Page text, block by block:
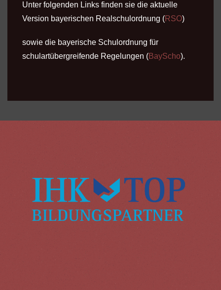
Unter folgenden Links finden sie die aktuelle
Version bayerischen Realschulordnung (RSO)
sowie die bayerische Schulordnung für
schulartübergreifende Regelungen (BayScho).